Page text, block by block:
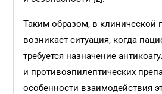
Таким образом, в клинической
возникает ситуация, когда
требуется назначение
и противоэпилептических
особенности взаимодействия